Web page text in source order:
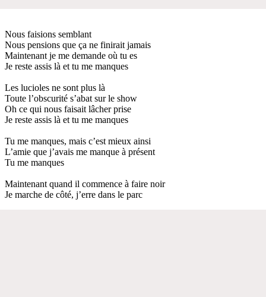
Nous faisions semblant
Nous pensions que ça ne finirait jamais
Maintenant je me demande où tu es
Je reste assis là et tu me manques
Les lucioles ne sont plus là
Toute l’obscurité s’abat sur le show
Oh ce qui nous faisait lâcher prise
Je reste assis là et tu me manques
Tu me manques, mais c’est mieux ainsi
L’amie que j’avais me manque à présent
Tu me manques
Maintenant quand il commence à faire noir
Je marche de côté, j’erre dans le parc